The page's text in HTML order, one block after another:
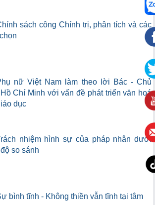
sách công Chính trị, phân tích và các
nữ Việt Nam làm theo lời Bác - Chủ
Chí Minh với vấn đề phát triển văn hoá
dục
nhiệm hình sự của pháp nhân dưới
so sánh
bình tĩnh - Không thiền vẫn tĩnh tại tâm